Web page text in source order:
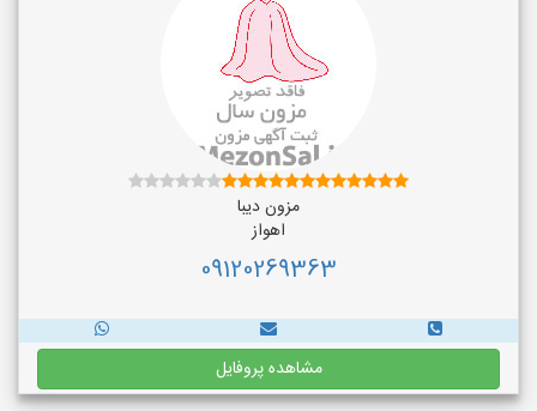
مزون دیبا
اهواز
09120269363
مشاهده پروفایل